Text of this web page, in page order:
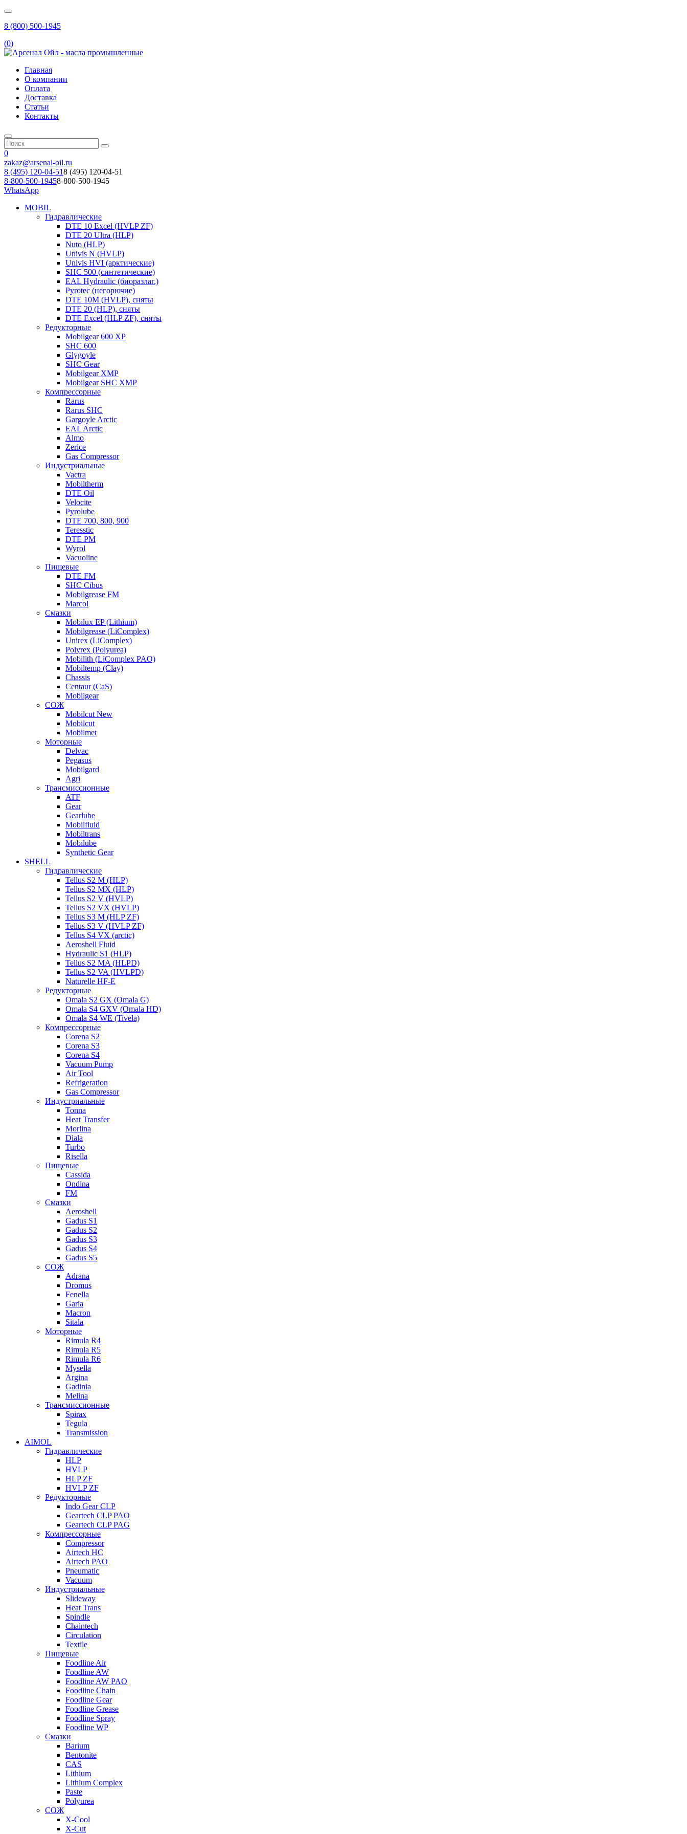
8 (800) 500-1945
(0)
Главная
О компании
Оплата
Доставка
Статьи
Контакты
0
zakaz@arsenal-oil.ru
8 (495) 120-04-518 (495) 120-04-51
8-800-500-19458-800-500-1945
WhatsApp
MOBIL
Гидравлические
DTE 10 Excel (HVLP ZF)
DTE 20 Ultra (HLP)
Nuto (HLP)
Univis N (HVLP)
Univis HVI (арктические)
SHC 500 (синтетические)
EAL Hydraulic (биоразлаг.)
Pyrotec (негорючие)
DTE 10M (HVLP), сняты
DTE 20 (HLP), сняты
DTE Excel (HLP ZF), сняты
Редукторные
Mobilgear 600 XP
SHC 600
Glygoyle
SHC Gear
Mobilgear XMP
Mobilgear SHC XMP
Компрессорные
Rarus
Rarus SHC
Gargoyle Arctic
EAL Arctic
Almo
Zerice
Gas Compressor
Индустриальные
Vactra
Mobiltherm
DTE Oil
Velocite
Pyrolube
DTE 700, 800, 900
Teresstic
DTE PM
Wyrol
Vacuoline
Пищевые
DTE FM
SHC Cibus
Mobilgrease FM
Marcol
Смазки
Mobilux EP (Lithium)
Mobilgrease (LiComplex)
Unirex (LiComplex)
Polyrex (Polyurea)
Mobilith (LiComplex PAO)
Mobiltemp (Clay)
Chassis
Centaur (CaS)
Mobilgear
СОЖ
Mobilcut New
Mobilcut
Mobilmet
Моторные
Delvac
Pegasus
Mobilgard
Agri
Трансмиссионные
ATF
Gear
Gearlube
Mobilfluid
Mobiltrans
Mobilube
Synthetic Gear
SHELL
Гидравлические
Tellus S2 M (HLP)
Tellus S2 MХ (HLP)
Tellus S2 V (HVLP)
Tellus S2 VX (HVLP)
Tellus S3 M (HLP ZF)
Tellus S3 V (HVLP ZF)
Tellus S4 VX (arctic)
Aeroshell Fluid
Hydraulic S1 (HLP)
Tellus S2 MA (HLPD)
Tellus S2 VA (HVLPD)
Naturelle HF-E
Редукторные
Omala S2 GX (Omala G)
Omala S4 GXV (Omala HD)
Omala S4 WE (Tivela)
Компрессорные
Corena S2
Corena S3
Corena S4
Vacuum Pump
Air Tool
Refrigeration
Gas Compressor
Индустриальные
Tonna
Heat Transfer
Morlina
Diala
Turbo
Risella
Пищевые
Cassida
Ondina
FM
Смазки
Aeroshell
Gadus S1
Gadus S2
Gadus S3
Gadus S4
Gadus S5
СОЖ
Adrana
Dromus
Fenella
Garia
Macron
Sitala
Моторные
Rimula R4
Rimula R5
Rimula R6
Mysella
Argina
Gadinia
Melina
Трансмиссионные
Spirax
Tegula
Transmission
AIMOL
Гидравлические
HLP
HVLP
HLP ZF
HVLP ZF
Редукторные
Indo Gear CLP
Geartech CLP PAO
Geartech CLP PAG
Компрессорные
Compressor
Airtech HC
Airtech PAO
Pneumatic
Vacuum
Индустриальные
Slideway
Heat Trans
Spindle
Chaintech
Circulation
Textile
Пищевые
Foodline Air
Foodline AW
Foodline AW PAO
Foodline Chain
Foodline Gear
Foodline Grease
Foodline Spray
Foodline WP
Смазки
Barium
Bentonite
CAS
Lithium
Lithium Complex
Paste
Polyurea
СОЖ
X-Cool
X-Cut